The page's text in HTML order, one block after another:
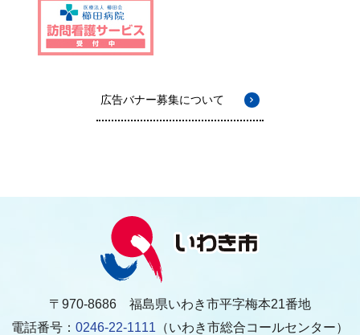
広告バナー募集について
〒970-8686 福島県いわき市平字梅本21番地
電話番号： 0246-22-1111 （いわき市総合コールセンター）